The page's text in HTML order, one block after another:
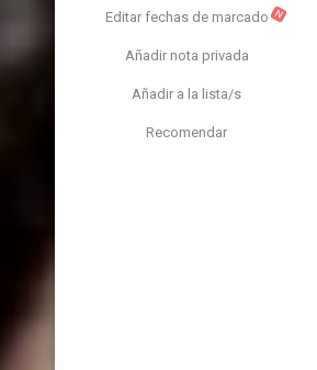
Editar fechas de marcado N
Añadir nota privada
Añadir a la lista/s
Recomendar